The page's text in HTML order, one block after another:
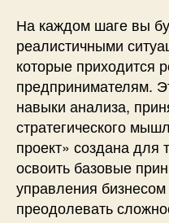
На каждом шаге вы
реалистичными
которые приходится
предпринимателям.
навыки анализа,
стратегического
проект» создана для
освоить базовые
управления бизнесом
преодолевать